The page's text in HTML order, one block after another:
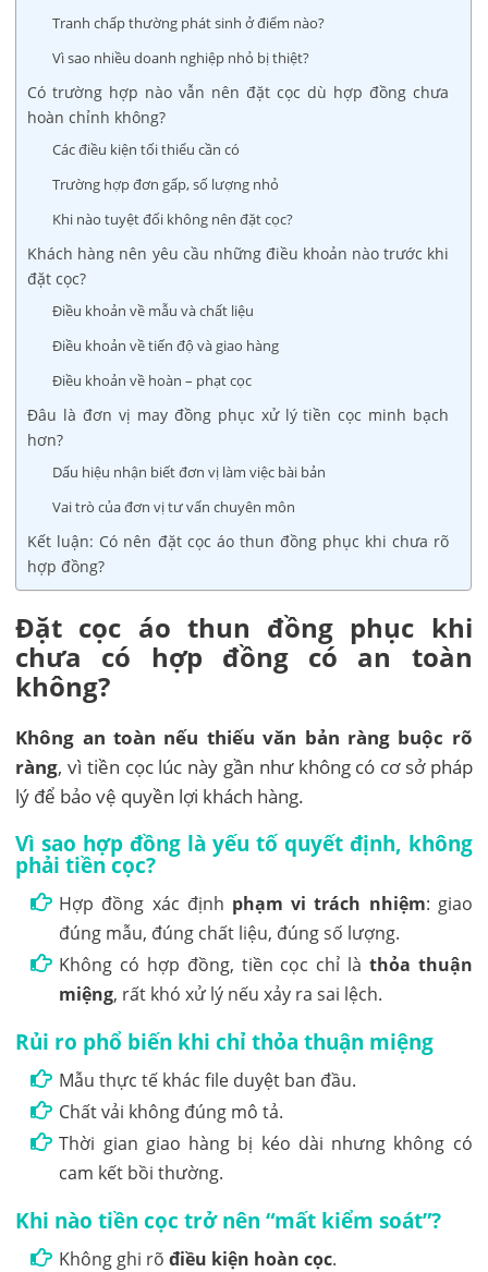
Tranh chấp thường phát sinh ở điểm nào?
Vì sao nhiều doanh nghiệp nhỏ bị thiệt?
Có trường hợp nào vẫn nên đặt cọc dù hợp đồng chưa
hoàn chỉnh không?
Các điều kiện tối thiểu cần có
Trường hợp đơn gấp, số lượng nhỏ
Khi nào tuyệt đối không nên đặt cọc?
Khách hàng nên yêu cầu những điều khoản nào trước khi
đặt cọc?
Điều khoản về mẫu và chất liệu
Điều khoản về tiến độ và giao hàng
Điều khoản về hoàn – phạt cọc
Đâu là đơn vị may đồng phục xử lý tiền cọc minh bạch
hơn?
Dấu hiệu nhận biết đơn vị làm việc bài bản
Vai trò của đơn vị tư vấn chuyên môn
Kết luận: Có nên đặt cọc áo thun đồng phục khi chưa rõ
hợp đồng?
Đặt cọc áo thun đồng phục khi
chưa có hợp đồng có an toàn
không?
Không an toàn nếu thiếu văn bản ràng buộc rõ
ràng, vì tiền cọc lúc này gần như không có cơ sở pháp
lý để bảo vệ quyền lợi khách hàng.
Vì sao hợp đồng là yếu tố quyết định, không
phải tiền cọc?
Hợp đồng xác định phạm vi trách nhiệm: giao
đúng mẫu, đúng chất liệu, đúng số lượng.
Không có hợp đồng, tiền cọc chỉ là thỏa thuận
miệng, rất khó xử lý nếu xảy ra sai lệch.
Rủi ro phổ biến khi chỉ thỏa thuận miệng
Mẫu thực tế khác file duyệt ban đầu.
Chất vải không đúng mô tả.
Thời gian giao hàng bị kéo dài nhưng không có
cam kết bồi thường.
Khi nào tiền cọc trở nên “mất kiểm soát”?
Không ghi rõđiều kiện hoàn cọc.